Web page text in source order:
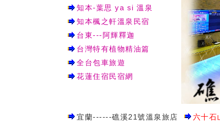
知本-葉思 ya si 溫泉
知本楓之軒溫泉民宿
台東---阿輝釋迦
台灣特有植物精油篇
全台包車旅遊
花蓮住宿民宿網
宜蘭------礁溪21號溫泉旅店 六十石